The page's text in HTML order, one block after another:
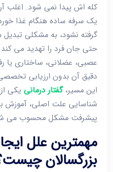
کله ‌اش پیدا نمی‌ شود. اغلب
یک سرفه ساده هنگام غذا
گرفته نشود، به مشکلی
حتی جان فرد را تهدید می‌
عصبی، عضلانی، ساختاری یا
دقیق آن بدون ارزیابی
این مسیر،گفتار درمانی یکی
شناسایی علت اصلی، آموزش
پیشرفت مشکل محسوب می
مهمترین علل
بزرگسالان